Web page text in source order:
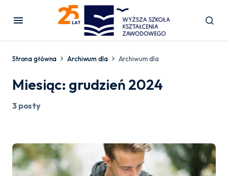
Strona główna Archiwum dla Archiwum dla
Miesiąc: grudzień 2024
3 posty